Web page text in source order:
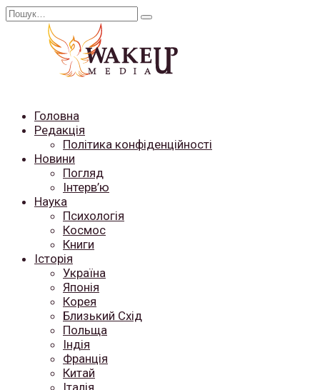
Перейти
Search
Головна
Редакція
Політика конфіденційності
Новини
Погляд
Інтерв’ю
Наука
Психологія
Космос
Книги
Історія
Україна
Японія
Корея
Близький Схід
Польща
Індія
Франція
Китай
Італія